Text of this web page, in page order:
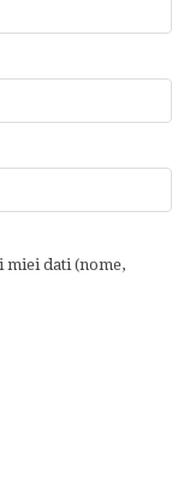
miei dati (nome,